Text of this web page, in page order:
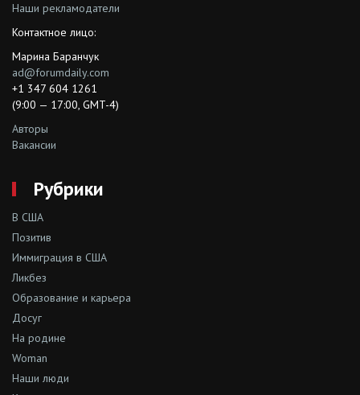
Наши рекламодатели
Контактное лицо:
Марина Баранчук
ad@forumdaily.com
+1 347 604 1261
(9:00 — 17:00, GMT-4)
Авторы
Вакансии
Рубрики
В США
Позитив
Иммиграция в США
Ликбез
Образование и карьера
Досуг
На родине
Woman
Наши люди